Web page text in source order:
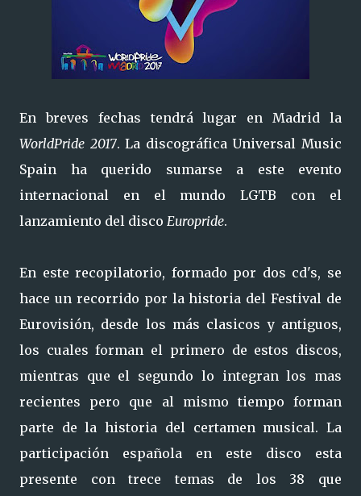
En breves fechas tendrá lugar en Madrid la
WorldPride 2017. La discográfica Universal Music
Spain ha querido sumarse a este evento
internacional en el mundo LGTB con el
lanzamiento del disco Europride.
En este recopilatorio, formado por dos cd's, se
hace un recorrido por la historia del Festival de
Eurovisión, desde los más clasicos y antiguos,
los cuales forman el primero de estos discos,
mientras que el segundo lo integran los mas
recientes pero que al mismo tiempo forman
parte de la historia del certamen musical. La
participación española en este disco esta
presente con trece temas de los 38 que